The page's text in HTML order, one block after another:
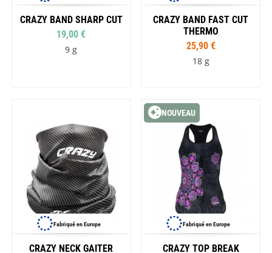
CRAZY BAND SHARP CUT
19,00 €
9 g
CRAZY BAND FAST CUT
THERMO
25,90 €
18 g
Fabriqué en Europe
CRAZY NECK GAITER
NOUVEAU
Fabriqué en Europe
CRAZY TOP BREAK